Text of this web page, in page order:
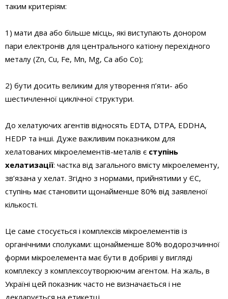
таким критеріям:
1) мати два або більше місць, які виступають донором
пари електронів для центрального катіону перехідного
металу (Zn, Cu, Fe, Mn, Mg, Ca або Cо);
2) бути досить великим для утворення п’яти- або
шестичленної циклічної структури.
До хелатуючих агентів відносять EDTA, DTPA, EDDHA,
HEDP та інші. Дуже важливим показником для
хелатованих мікроелементів-металів є ступінь
хелатизації: частка від загального вмісту мікроелементу,
зв’язана у хелат. Згідно з нормами, прийнятими у ЄС,
ступінь має становити щонайменше 80% від заявленої
кількості.
Це саме стосується і комплексів мікроелементів із
органічними сполуками: щонайменше 80% водорозчинної
форми мікроелемента має бути в добриві у вигляді
комплексу з комплексоутворюючим агентом. На жаль, в
Україні цей показник часто не визначається і не
декларується на етикетці.